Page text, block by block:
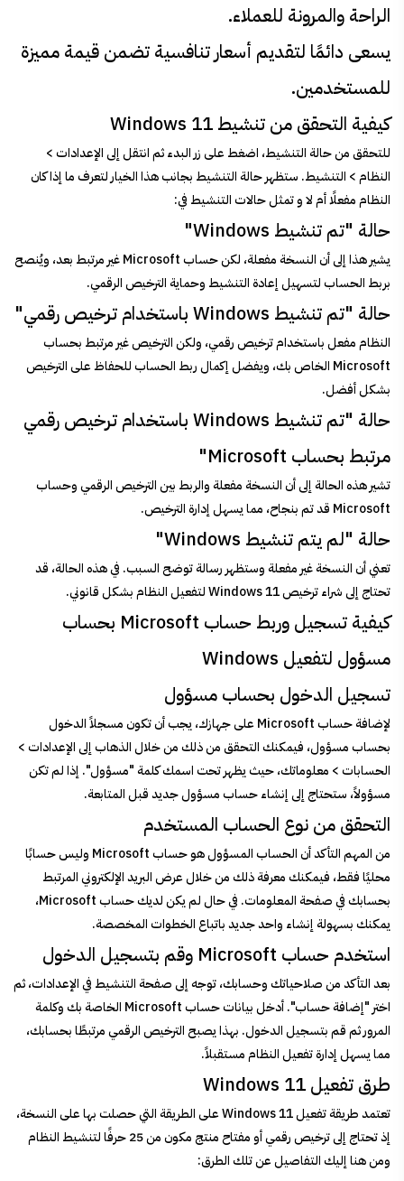
الراحة والمرونة للعملاء.
يسعى دائمًا لتقديم أسعار تنافسية تضمن قيمة مميزة
للمستخدمين.
كيفية التحقق من تنشيط Windows 11
للتحقق من حالة التنشيط، اضغط على زر البدء ثم انتقل إلى الإعدادات >
النظام > التنشيط. ستظهر حالة التنشيط بجانب هذا الخيار لتعرف ما إذا كان
النظام مفعلًا أم لا و تمثل حالات التنشيط في:
حالة "تم تنشيط Windows"
يشير هذا إلى أن النسخة مفعلة، لكن حساب Microsoft غير مرتبط بعد، ويُنصح
بربط الحساب لتسهيل إعادة التنشيط وحماية الترخيص الرقمي.
حالة "تم تنشيط Windows باستخدام ترخيص رقمي"
النظام مفعل باستخدام ترخيص رقمي، ولكن الترخيص غير مرتبط بحساب
Microsoft الخاص بك، ويفضل إكمال ربط الحساب للحفاظ على الترخيص
بشكل أفضل.
حالة "تم تنشيط Windows باستخدام ترخيص رقمي
مرتبط بحساب Microsoft"
تشير هذه الحالة إلى أن النسخة مفعلة والربط بين الترخيص الرقمي وحساب
Microsoft قد تم بنجاح، مما يسهل إدارة الترخيص.
حالة "لم يتم تنشيط Windows"
تعني أن النسخة غير مفعلة وستظهر رسالة توضح السبب. في هذه الحالة، قد
تحتاج إلى شراء ترخيص Windows 11 لتفعيل النظام بشكل قانوني.
كيفية تسجيل وربط حساب Microsoft بحساب
مسؤول لتفعيل Windows
تسجيل الدخول بحساب مسؤول
لإضافة حساب Microsoft على جهازك، يجب أن تكون مسجلاً الدخول
بحساب مسؤول، فيمكنك التحقق من ذلك من خلال الذهاب إلى الإعدادات >
الحسابات > معلوماتك، حيث يظهر تحت اسمك كلمة "مسؤول". إذا لم تكن
مسؤولاً، ستحتاج إلى إنشاء حساب مسؤول جديد قبل المتابعة.
التحقق من نوع الحساب المستخدم
من المهم التأكد أن الحساب المسؤول هو حساب Microsoft وليس حسابًا
محليًا فقط، فيمكنك معرفة ذلك من خلال عرض البريد الإلكتروني المرتبط
بحسابك في صفحة المعلومات. في حال لم يكن لديك حساب Microsoft،
يمكنك بسهولة إنشاء واحد جديد باتباع الخطوات المخصصة.
استخدم حساب Microsoft وقم بتسجيل الدخول
بعد التأكد من صلاحياتك وحسابك، توجه إلى صفحة التنشيط في الإعدادات، ثم
اختر "إضافة حساب". أدخل بيانات حساب Microsoft الخاصة بك وكلمة
المرور ثم قم بتسجيل الدخول. بهذا يصبح الترخيص الرقمي مرتبطًا بحسابك،
مما يسهل إدارة تفعيل النظام مستقبلاً.
طرق تفعيل Windows 11
تعتمد طريقة تفعيل Windows 11 على الطريقة التي حصلت بها على النسخة،
إذ تحتاج إلى ترخيص رقمي أو مفتاح منتج مكون من 25 حرفًا لتنشيط النظام
ومن هنا إليك التفاصيل عن تلك الطرق: